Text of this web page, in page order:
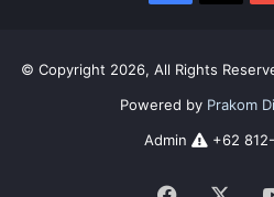
© Copyright 2026, All Rights
Powered by Prakom
Admin
+62